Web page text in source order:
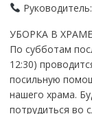
УБОРКА В ХРАМЕ
По субботам
12:30)
посильную
нашего храма.
потрудиться во